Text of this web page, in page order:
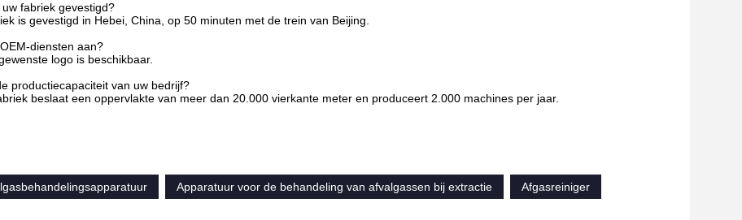
uw fabriek gevestigd?
is gevestigd in Hebei, China, op 50 minuten met de trein van Beijing.
diensten aan?
logo is beschikbaar.
productiecapaciteit van uw bedrijf?
beslaat een oppervlakte van meer dan 20.000 vierkante meter en produceert 2.000 machines per jaar.
Apparatuur voor de behandeling van afvalgassen bij extractie Afgasreiniger